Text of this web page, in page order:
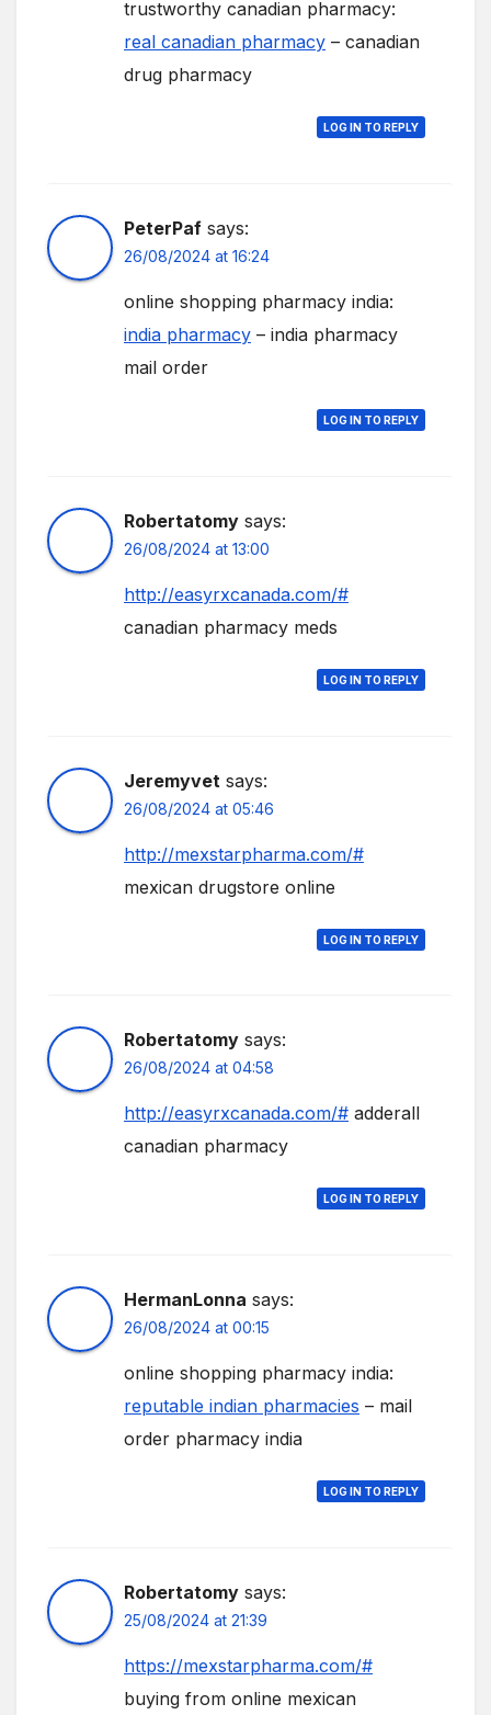
trustworthy canadian pharmacy:
real canadian pharmacy – canadian
drug pharmacy
LOG IN TO REPLY
PeterPaf says:
26/08/2024 at 16:24
online shopping pharmacy india:
india pharmacy – india pharmacy
mail order
LOG IN TO REPLY
Robertatomy says:
26/08/2024 at 13:00
http://easyrxcanada.com/#
canadian pharmacy meds
LOG IN TO REPLY
Jeremyvet says:
26/08/2024 at 05:46
http://mexstarpharma.com/#
mexican drugstore online
LOG IN TO REPLY
Robertatomy says:
26/08/2024 at 04:58
http://easyrxcanada.com/# adderall
canadian pharmacy
LOG IN TO REPLY
HermanLonna says:
26/08/2024 at 00:15
online shopping pharmacy india:
reputable indian pharmacies – mail
order pharmacy india
LOG IN TO REPLY
Robertatomy says:
25/08/2024 at 21:39
https://mexstarpharma.com/#
buying from online mexican